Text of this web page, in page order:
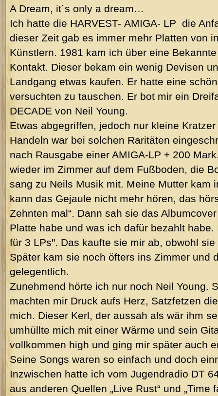
A Dream, it´s only a dream…
Ich hatte die HARVEST- AMIGA- LP die
dieser Zeit gab es immer mehr Platten von
Künstlern. 1981 kam ich über eine
Kontakt. Dieser bekam ein wenig Devisen
Landgang etwas kaufen. Er hatte eine
versuchten zu tauschen. Er bot mir ein
DECADE von Neil Young.
Etwas abgegriffen, jedoch nur kleine
Handeln war bei solchen Raritäten
nach Rausgabe einer AMIGA-LP + 200
wieder im Zimmer auf dem Fußboden, die
sang zu Neils Musik mit. Meine Mutter kam
kann das Gejaule nicht mehr hören, das
Zehnten mal“. Dann sah sie das
Platte habe und was ich dafür bezahlt
für 3 LPs". Das kaufte sie mir ab, obwohl
Später kam sie noch öfters ins Zimmer und
gelegentlich.
Zunehmend hörte ich nur noch Neil Young.
machten mir Druck aufs Herz, Satzfetzen
mich. Dieser Kerl, der aussah als wär ihm
umhüllte mich mit einer Wärme und sein
vollkommen high und ging mir später auch
Seine Songs waren so einfach und doch
Inzwischen hatte ich vom Jugendradio DT
aus anderen Quellen „Live Rust“ und „Time